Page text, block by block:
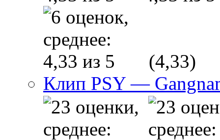
(4,33)
Клип PSY —